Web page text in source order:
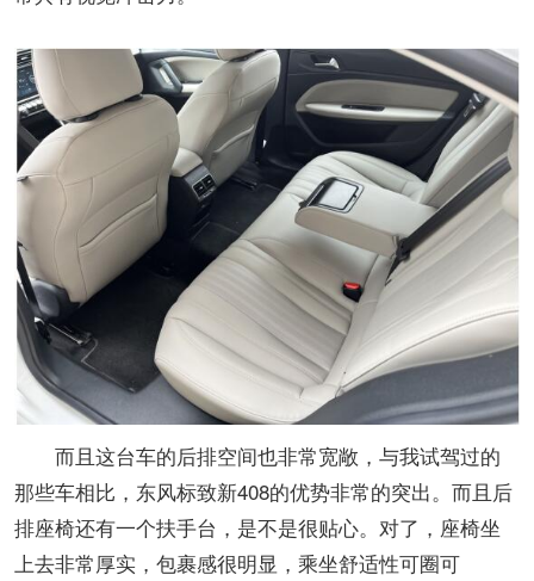
而且这台车的后排空间也非常宽敞，与我试驾过的
那些车相比，东风标致新408的优势非常的突出。而且后
排座椅还有一个扶手台，是不是很贴心。对了，座椅坐
上去非常厚实，包裹感很明显，乘坐舒适性可圈可